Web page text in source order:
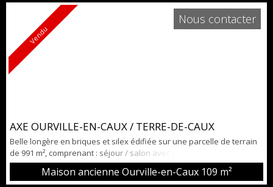
Vendu
AXE OURVILLE-EN-CAUX / TERRE-DE-CAUX
Belle longère en briques et silex édifiée sur une parcelle de terrain
de 991 m², comprenant : séjour / salon avec poêle à bois, véranda,
cuisine aménagée et équipée, salle de douche et WC indépendant.
A l'étage : palier desservant 3 chambres. Garage et parking. A
Maison ancienne Ourville-en-Caux 109 m²
Nous contacter